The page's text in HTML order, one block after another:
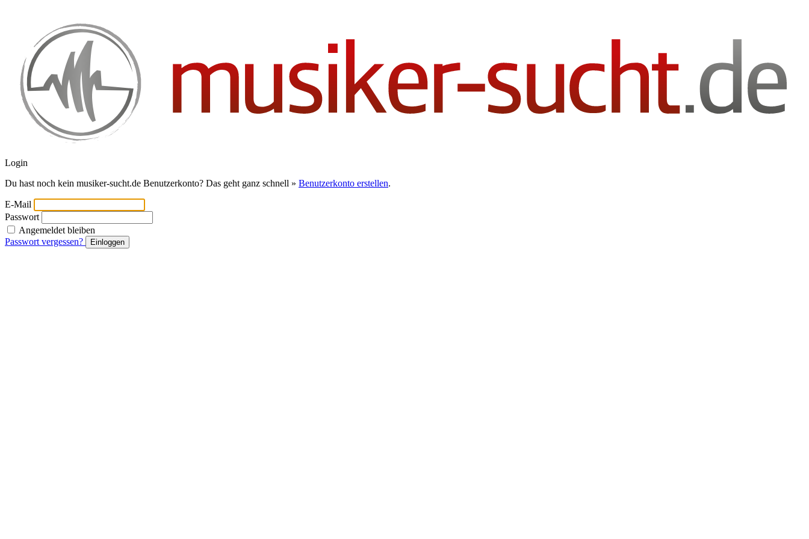
Login
Du hast noch kein musiker-sucht.de Benutzerkonto? Das geht ganz schnell » Benutzerkonto erstellen.
E-Mail
Passwort
Angemeldet bleiben
Passwort vergessen?
Einloggen